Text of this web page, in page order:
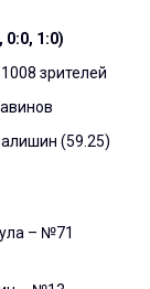
1:0)
зрителей
(59.25)
– №71